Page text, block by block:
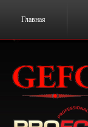
Главная